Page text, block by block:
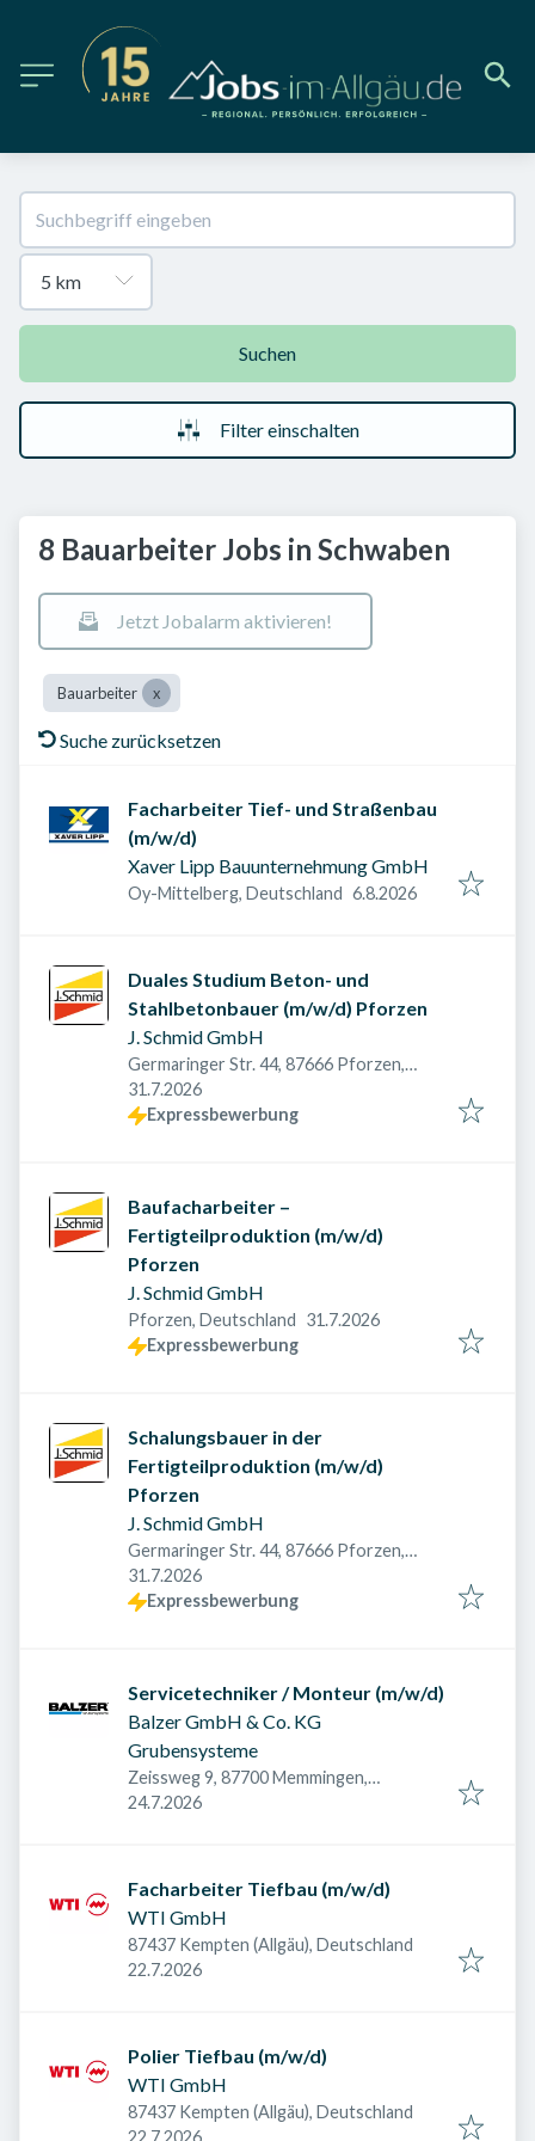
Suchen
Filter einschalten
8 Bauarbeiter Jobs in Schwaben
Jetzt Jobalarm aktivieren!
Bauarbeiter
Suche zurücksetzen
Facharbeiter Tief- und Straßenbau
(m/w/d)
Xaver Lipp Bauunternehmung GmbH
Oy-Mittelberg, Deutschland Veröffentlicht am
6.8.2026
Duales Studium Beton- und
Stahlbetonbauer (m/w/d) Pforzen
J. Schmid GmbH
Germaringer Str. 44, 87666 Pforzen,
Deutschland
Veröffentlicht am
31.7.2026
Expressbewerbung
Baufacharbeiter –
Fertigteilproduktion (m/w/d)
Pforzen
J. Schmid GmbH
Pforzen, Deutschland Veröffentlicht am
31.7.2026
Expressbewerbung
Schalungsbauer in der
Fertigteilproduktion (m/w/d)
Pforzen
J. Schmid GmbH
Germaringer Str. 44, 87666 Pforzen,
Deutschland
Veröffentlicht am
31.7.2026
Expressbewerbung
Servicetechniker / Monteur (m/w/d)
Balzer GmbH & Co. KG
Grubensysteme
Zeissweg 9, 87700 Memmingen,
Deutschland
Veröffentlicht am
24.7.2026
Facharbeiter Tiefbau (m/w/d)
WTI GmbH
87437 Kempten (Allgäu), Deutschland
Veröffentlicht am
22.7.2026
Polier Tiefbau (m/w/d)
WTI GmbH
87437 Kempten (Allgäu), Deutschland
Veröffentlicht am
22.7.2026